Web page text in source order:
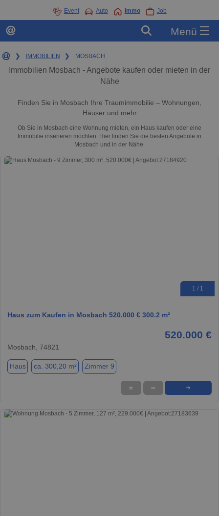
Event Auto Immo Job
Menü ☰
❯ IMMOBILIEN ❯ MOSBACH
Immobilien Mosbach - Angebote kaufen oder mieten in der
Nähe
Finden Sie in Mosbach Ihre Traumimmobilie – Wohnungen,
Häuser und mehr
Ob Sie in Mosbach eine Wohnung mieten, ein Haus kaufen oder eine
Immobilie inserieren möchten: Hier finden Sie die besten Angebote in
Mosbach und in der Nähe.
1 / 1
Haus zum Kaufen in Mosbach 520.000 € 300.2 m²
520.000 €
Mosbach, 74821
Haus ca. 300,20 m² Zimmer 9
★ ➦ ➜